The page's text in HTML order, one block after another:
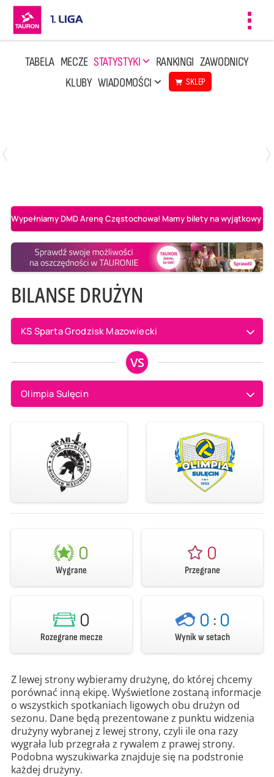
TABELA MECZE STATYSTYKI RANKINGI ZAWODNICY
KLUBY WIADOMOŚCI SKLEP
Wypełniamy DMD Arenę Częstochowa! Mamy bilety na wyjątkowy
BILANSE DRUŻYN
KS Sparta Grodzisk Mazowiecki
VS
Olimpia Sulęcin
0
Wygrane
0
Przegrane
0
Rozegrane mecze
0 : 0
Wynik w setach
Z lewej strony wybieramy drużynę, do której chcemy
porównać inną ekipę. Wyświetlone zostaną informacje
o wszystkich spotkaniach ligowych obu drużyn od
sezonu. Dane będą prezentowane z punktu widzenia
drużyny wybranej z lewej strony, czyli ile ona razy
wygrała lub przegrała z rywalem z prawej strony.
Podobna wyszukiwarka znajduje się na podstronie
każdej drużyny.